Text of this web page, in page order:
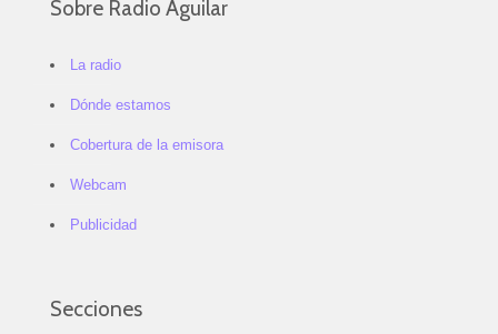
Sobre Radio Aguilar
La radio
Dónde estamos
Cobertura de la emisora
Webcam
Publicidad
Secciones